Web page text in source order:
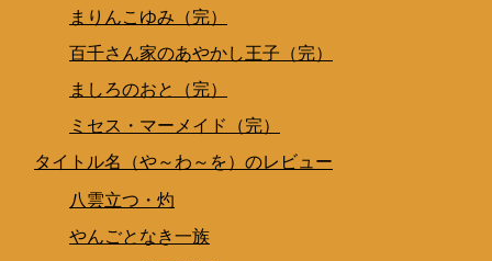
まりんこゆみ（完）
百千さん家のあやかし王子（完）
ましろのおと（完）
ミセス・マーメイド（完）
タイトル名（や～わ～を）のレビュー
八雲立つ・灼
やんごとなき一族